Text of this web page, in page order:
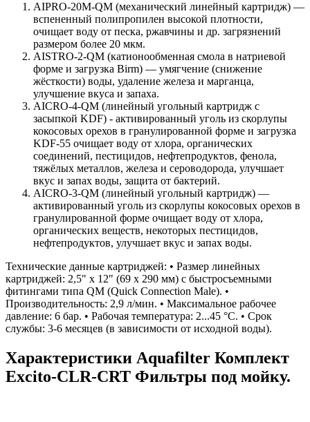
AIPRO-20M-QM (механический линейный картридж) ―
вспененный полипропилен высокой плотности,
очищает воду от песка, ржавчины и др. загрязнений
размером более 20 мкм.
AISTRO-2-QM (катионообменная смола в натриевой
форме и загрузка Birm) ― умягчение (снижение
жёсткости) воды, удаление железа и марганца,
улучшение вкуса и запаха.
AICRO-4-QM (линейный угольный картридж с
засыпкой KDF) - активированный уголь из скорлупы
кокосовых орехов в гранулированной форме и загрузка
KDF-55 очищает воду от хлора, органических
соединений, пестицидов, нефтепродуктов, фенола,
тяжёлых металлов, железа и сероводорода, улучшает
вкус и запах воды, защита от бактерий.
AICRO-3-QM (линейный угольный картридж) ―
активированный уголь из скорлупы кокосовых орехов в
гранулированной форме очищает воду от хлора,
органических веществ, некоторых пестицидов,
нефтепродуктов, улучшает вкус и запах воды.
Технические данные картриджей: • Размер линейных
картриджей: 2,5" х 12" (69 х 290 мм) с быстросъемными
фитингами типа QM (Quick Connection Male). •
Производительность: 2,9 л/мин. • Максимальное рабочее
давление: 6 бар. • Рабочая температура: 2...45 °С. • Срок
службы: 3-6 месяцев (в зависимости от исходной воды).
Характеристики Aquafilter Комплект
Excito-CLR-CRT Фильтры под мойку.